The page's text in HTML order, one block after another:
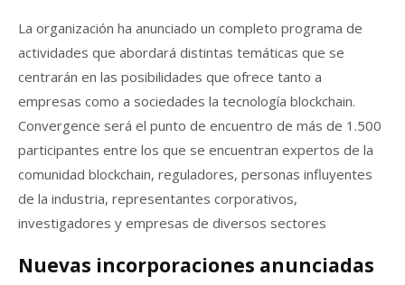
La organización ha anunciado un completo programa de
actividades que abordará distintas temáticas que se
centrarán en las posibilidades que ofrece tanto a
empresas como a sociedades la tecnología blockchain.
Convergence será el punto de encuentro de más de 1.500
participantes entre los que se encuentran expertos de la
comunidad blockchain, reguladores, personas influyentes
de la industria, representantes corporativos,
investigadores y empresas de diversos sectores
Nuevas incorporaciones anunciadas